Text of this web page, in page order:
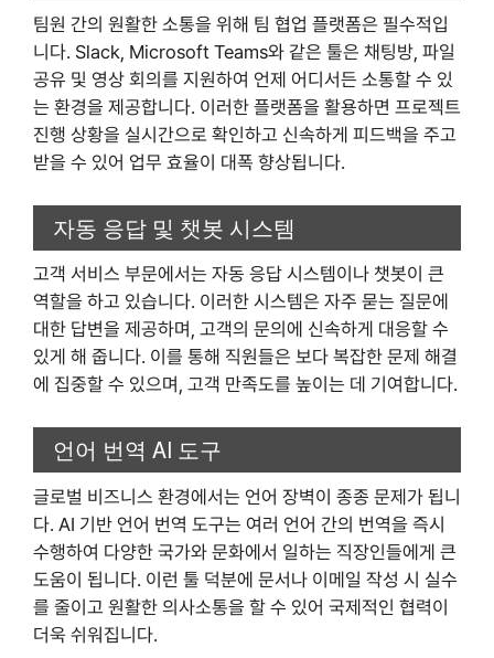
팀원 간의 원활한 소통을 위해 팀 협업 플랫폼은 필수적입
니다. Slack, Microsoft Teams와 같은 툴은 채팅방, 파일
공유 및 영상 회의를 지원하여 언제 어디서든 소통할 수 있
는 환경을 제공합니다. 이러한 플랫폼을 활용하면 프로젝트
진행 상황을 실시간으로 확인하고 신속하게 피드백을 주고
받을 수 있어 업무 효율이 대폭 향상됩니다.
자동 응답 및 챗봇 시스템
고객 서비스 부문에서는 자동 응답 시스템이나 챗봇이 큰
역할을 하고 있습니다. 이러한 시스템은 자주 묻는 질문에
대한 답변을 제공하며, 고객의 문의에 신속하게 대응할 수
있게 해 줍니다. 이를 통해 직원들은 보다 복잡한 문제 해결
에 집중할 수 있으며, 고객 만족도를 높이는 데 기여합니다.
언어 번역 AI 도구
글로벌 비즈니스 환경에서는 언어 장벽이 종종 문제가 됩니
다. AI 기반 언어 번역 도구는 여러 언어 간의 번역을 즉시
수행하여 다양한 국가와 문화에서 일하는 직장인들에게 큰
도움이 됩니다. 이런 툴 덕분에 문서나 이메일 작성 시 실수
를 줄이고 원활한 의사소통을 할 수 있어 국제적인 협력이
더욱 쉬워집니다.